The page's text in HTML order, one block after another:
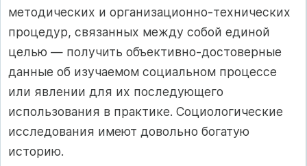
методических и организационно-технических
процедур, связанных между собой единой
целью — получить объективно-достоверные
данные об изучаемом социальном процессе
или явлении для их последующего
использования в практике. Социологические
исследования имеют довольно богатую
историю.